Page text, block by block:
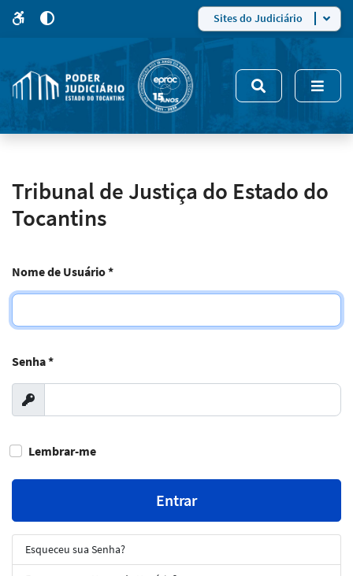
para
site
5
modo
de
alto
Sites do Judiciário
Tribunal de Justiça do Estado do
Tocantins
Nome de Usuário*
Senha*
Exibir
Lembrar-me
Entrar
Esqueceu sua Senha?